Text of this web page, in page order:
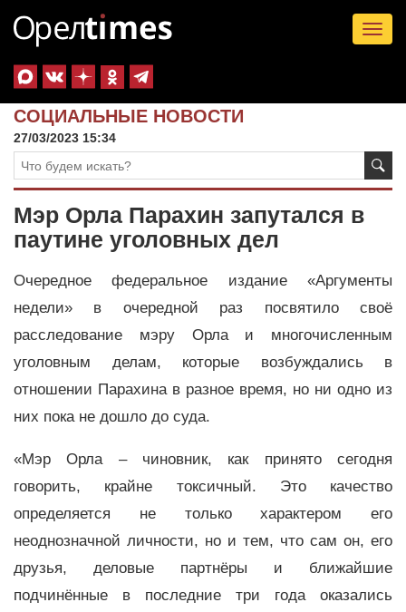
СОЦИАЛЬНЫЕ НОВОСТИ
27/03/2023 15:34
Мэр Орла Парахин запутался в
паутине уголовных дел
Очередное федеральное издание «Аргументы
недели» в очередной раз посвятило своё
расследование мэру Орла и многочисленным
уголовным делам, которые возбуждались в
отношении Парахина в разное время, но ни одно из
них пока не дошло до суда.
«Мэр Орла – чиновник, как принято сегодня
говорить, крайне токсичный. Это качество
определяется не только характером его
неоднозначной личности, но и тем, что сам он, его
друзья, деловые партнёры и ближайшие
подчинённые в последние три года оказались